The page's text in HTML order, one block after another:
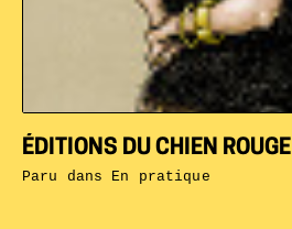
ÉDITIONS DU CHIEN ROUGE
Paru dans En pratique